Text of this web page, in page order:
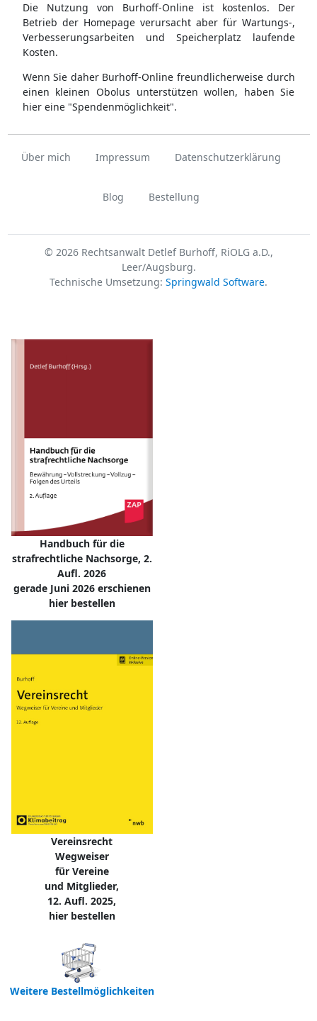
Die Nutzung von Burhoff-Online ist kostenlos. Der
Betrieb der Homepage verursacht aber für Wartungs-,
Verbesserungsarbeiten und Speicherplatz laufende
Kosten.
Wenn Sie daher Burhoff-Online freundlicherweise durch
einen kleinen Obolus unterstützen wollen, haben Sie
hier eine "Spendenmöglichkeit".
Über mich Impressum Datenschutzerklärung
Blog Bestellung
© 2026 Rechtsanwalt Detlef Burhoff, RiOLG a.D.,
Leer/Augsburg.
Technische Umsetzung: Springwald Software.
Handbuch für die
strafrechtliche Nachsorge, 2.
Aufl. 2026
gerade Juni 2026 erschienen
hier bestellen
Vereinsrecht
Wegweiser
für Vereine
und Mitglieder,
12. Aufl. 2025,
hier bestellen
Weitere Bestellmöglichkeiten